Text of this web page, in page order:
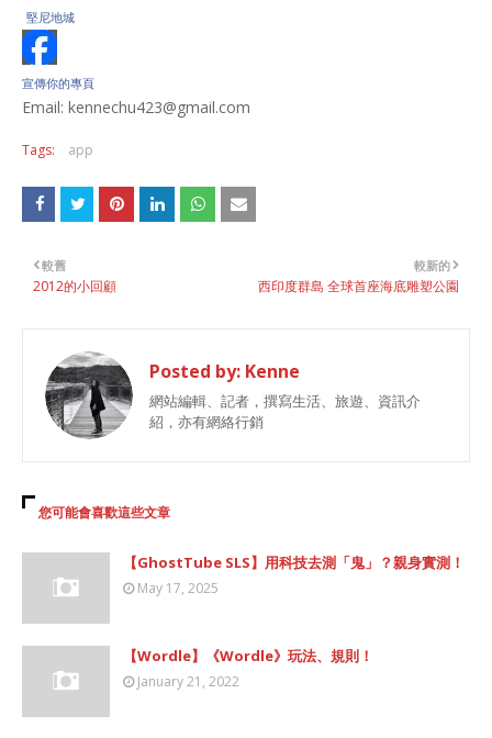
堅尼地城
宣傳你的專頁
Email: kennechu423@gmail.com
Tags: app
較新的
西印度群島 全球首座海底雕塑公園
較舊
2012的小回顧
Posted by: Kenne
網站編輯、記者，撰寫生活、旅遊、資訊介
紹，亦有網絡行銷
您可能會喜歡這些文章
【GhostTube SLS】用科技去測「鬼」？親身實測！
May 17, 2025
【Wordle】《Wordle》玩法、規則！
January 21, 2022